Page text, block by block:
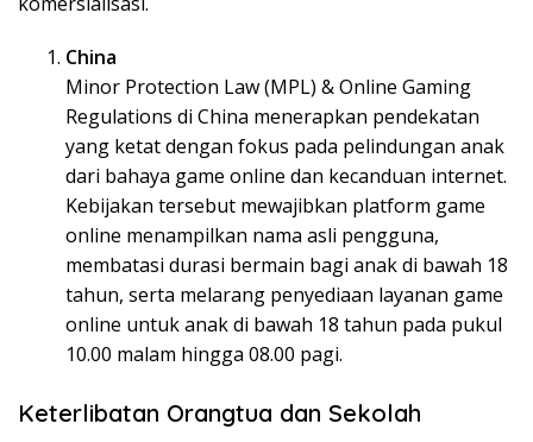
China
Minor Protection Law (MPL) & Online Gaming
Regulations di China menerapkan pendekatan
yang ketat dengan fokus pada pelindungan anak
dari bahaya game online dan kecanduan internet.
Kebijakan tersebut mewajibkan platform game
online menampilkan nama asli pengguna,
membatasi durasi bermain bagi anak di bawah 18
tahun, serta melarang penyediaan layanan game
online untuk anak di bawah 18 tahun pada pukul
10.00 malam hingga 08.00 pagi.
Keterlibatan Orangtua dan Sekolah